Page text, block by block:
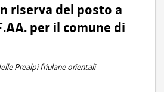
riserva del posto a
per il comune di
Prealpi friulane orientali